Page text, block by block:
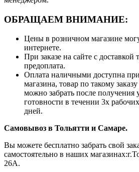
ОБРАЩАЕМ ВНИМАНИЕ:
Цены в розничном магазине
интернете.
При заказе на сайте с доставкой
предоплата.
Оплата наличными доступна
магазина, товар по такому заказу
можно забрать после получения
готовности в течении 3х рабочих
дней.
Самовывоз в Тольятти и Самаре.
Вы можете бесплатно забрать свой
самостоятельно в наших
26А.